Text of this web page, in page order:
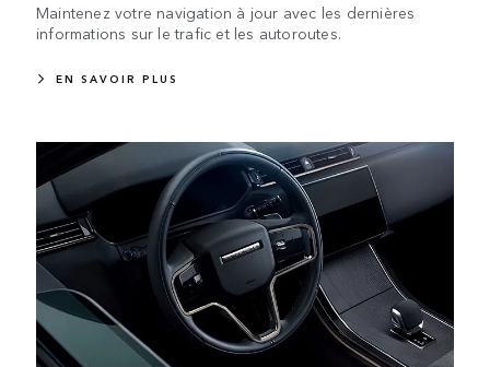
Maintenez votre navigation à jour avec les dernières
informations sur le trafic et les autoroutes.
EN SAVOIR PLUS